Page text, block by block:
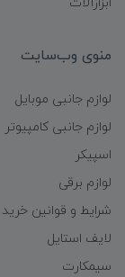
منوی وب‌سایت
لوازم جانبی موبایل
لوازم جانبی کامپیوتر
اسپیکر
لوازم برقی
شرایط و قوانین خرید
لایف استایل
سیمکارت